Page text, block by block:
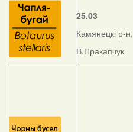
25.03
Камянецкі р-н,
В.Пракапчук